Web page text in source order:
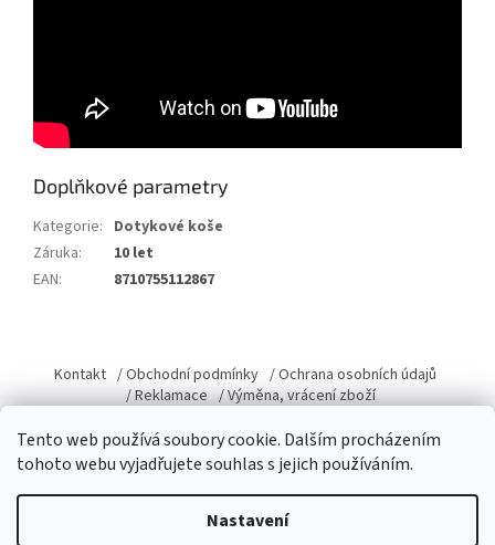
Tento web používá soubory cookie. Dalším procházením
tohoto webu vyjadřujete souhlas s jejich používáním.
Nastavení
Doplňkové parametry
Kategorie: Dotykové koše
Záruka:
10 let
EAN: 8710755112867
p
a
Kontakt / Obchodní podmínky / Ochrana osobních údajů
/ Reklamace / Výměna, vrácení zboží